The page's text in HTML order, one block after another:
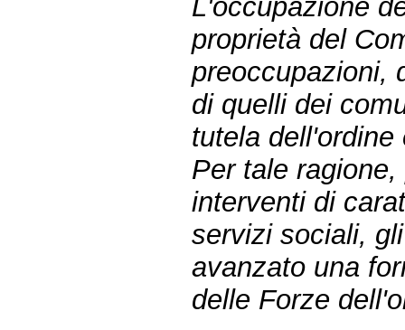
L'occupazione
proprietà del
preoccupazioni,
di quelli dei
tutela
Per tale
interventi di
servizi sociali,
avanzato una
delle Forze